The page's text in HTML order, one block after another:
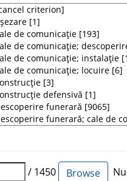
/ 1450